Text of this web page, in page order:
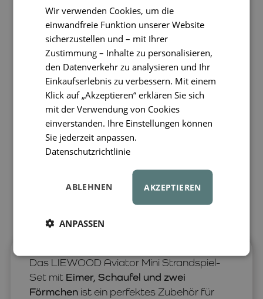
Das LIEWOOD Aviator Mini Strandspiel-
Set mit Eimer, Schaufel und zwei
Förmchen ist ein perfektes Zubehör für
Wir verwenden Cookies, um die
einwandfreie Funktion unserer Website
sicherzustellen und – mit Ihrer
Zustimmung – Inhalte zu personalisieren,
den Datenverkehr zu analysieren und Ihr
Einkaufserlebnis zu verbessern. Mit einem
Klick auf „Akzeptieren“ erklären Sie sich
mit der Verwendung von Cookies
einverstanden. Ihre Einstellungen können
Sie jederzeit anpassen.
Datenschutzrichtlinie
AKZEPTIEREN
ABLEHNEN
ANPASSEN